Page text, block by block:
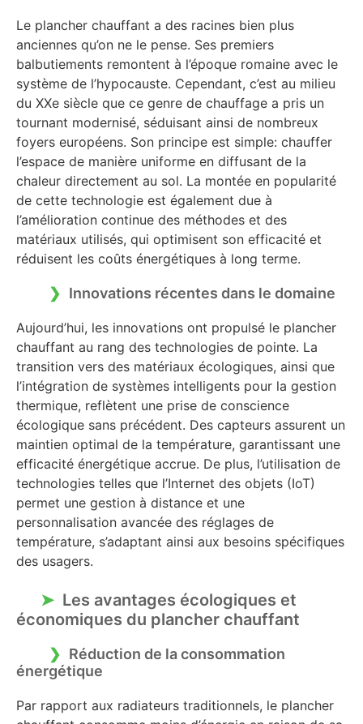
Le plancher chauffant a des racines bien plus
anciennes qu’on ne le pense. Ses premiers
balbutiements remontent à l’époque romaine avec le
système de l’hypocauste. Cependant, c’est au milieu
du XXe siècle que ce genre de chauffage a pris un
tournant modernisé, séduisant ainsi de nombreux
foyers européens. Son principe est simple: chauffer
l’espace de manière uniforme en diffusant de la
chaleur directement au sol. La montée en popularité
de cette technologie est également due à
l’amélioration continue des méthodes et des
matériaux utilisés, qui optimisent son efficacité et
réduisent les coûts énergétiques à long terme.
Innovations récentes dans le domaine
Aujourd’hui, les innovations ont propulsé le plancher
chauffant au rang des technologies de pointe. La
transition vers des matériaux écologiques, ainsi que
l’intégration de systèmes intelligents pour la gestion
thermique, reflètent une prise de conscience
écologique sans précédent. Des capteurs assurent un
maintien optimal de la température, garantissant une
efficacité énergétique accrue. De plus, l’utilisation de
technologies telles que l’Internet des objets (IoT)
permet une gestion à distance et une
personnalisation avancée des réglages de
température, s’adaptant ainsi aux besoins spécifiques
des usagers.
Les avantages écologiques et
économiques du plancher chauffant
Réduction de la consommation
énergétique
Par rapport aux radiateurs traditionnels, le plancher